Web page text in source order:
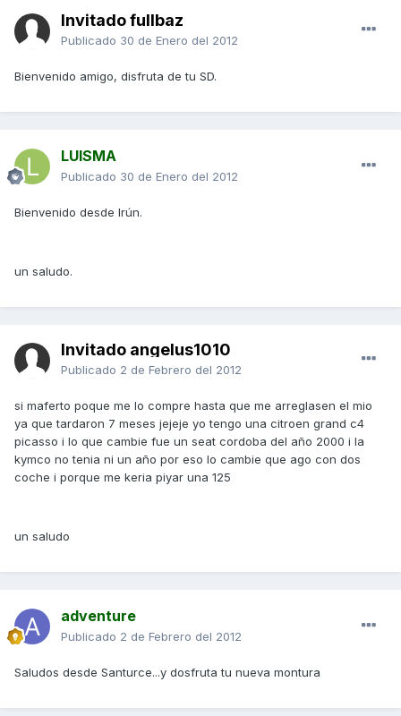
Invitado fullbaz
Publicado 30 de Enero del 2012
Bienvenido amigo, disfruta de tu SD.
LUISMA
Publicado 30 de Enero del 2012
Bienvenido desde Irún.
un saludo.
Invitado angelus1010
Publicado 2 de Febrero del 2012
si maferto poque me lo compre hasta que me arreglasen el mio
ya que tardaron 7 meses jejeje yo tengo una citroen grand c4
picasso i lo que cambie fue un seat cordoba del año 2000 i la
kymco no tenia ni un año por eso lo cambie que ago con dos
coche i porque me keria piyar una 125
un saludo
adventure
Publicado 2 de Febrero del 2012
Saludos desde Santurce...y dosfruta tu nueva montura